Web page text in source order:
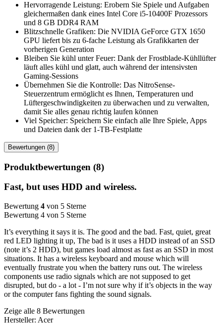
Hervorragende Leistung: Erobern Sie Spiele und Aufgaben
gleichermaßen dank eines Intel Core i5-10400F Prozessors
und 8 GB DDR4 RAM
Blitzschnelle Grafiken: Die NVIDIA GeForce GTX 1650
GPU liefert bis zu 6-fache Leistung als Grafikkarten der
vorherigen Generation
Bleiben Sie kühl unter Feuer: Dank der Frostblade-Kühllüfter
läuft alles kühl und glatt, auch während der intensivsten
Gaming-Sessions
Übernehmen Sie die Kontrolle: Das NitroSense-
Steuerzentrum ermöglicht es Ihnen, Temperaturen und
Lüftergeschwindigkeiten zu überwachen und zu verwalten,
damit Sie alles genau richtig laufen können
Viel Speicher: Speichern Sie einfach alle Ihre Spiele, Apps
und Dateien dank der 1-TB-Festplatte
Bewertungen (8)
Produktbewertungen (8)
Fast, but uses HDD and wireless.
Bewertung 4 von 5 Sterne
Bewertung 4 von 5 Sterne
It’s everything it says it is. The good and the bad. Fast, quiet, great
red LED lighting it up, The bad is it uses a HDD instead of an SSD
(note it’s 2 HDD), but games load almost as fast as an SSD in most
situations. It has a wireless keyboard and mouse which will
eventually frustrate you when the battery runs out. The wireless
components use radio signals which are not supposed to get
disrupted, but do - a lot - I’m not sure why if it’s objects in the way
or the computer fans fighting the sound signals.
Zeige alle 8 Bewertungen
Hersteller: ‎Acer